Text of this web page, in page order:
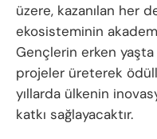
üzere, kazanılan her
ekosisteminin
Gençlerin erken
projeler üreterek
yıllarda ülkenin
katkı sağlayacaktır.